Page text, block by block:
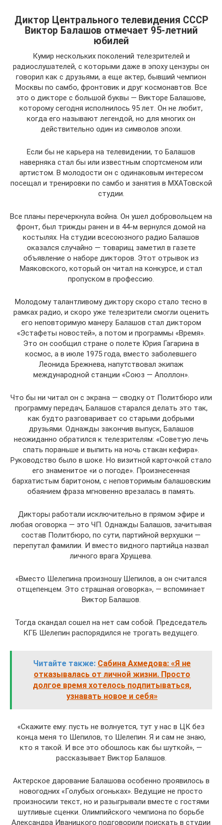
Диктор Центрального телевидения СССР
Виктор Балашов отмечает 95-летний
юбилей
Кумир нескольких поколений телезрителей и
радиослушателей, с которыми даже в эпоху цензуры он
говорил как с друзьями, а еще актер, бывший чемпион
Москвы по самбо, фронтовик и друг космонавтов. Все
это о дикторе с большой буквы — Викторе Балашове,
которому сегодня исполнилось 95 лет. Он не любит,
когда его называют легендой, но для многих он
действительно один из символов эпохи.
Если бы не карьера на телевидении, то Балашов
наверняка стал бы или известным спортсменом или
артистом. В молодости он с одинаковым интересом
посещал и тренировки по самбо и занятия в МХАТовской
студии.
Все планы перечеркнула война. Он ушел добровольцем на
фронт, был трижды ранен и в 44-м вернулся домой на
костылях. На студии всесоюзного радио Балашов
оказался случайно — товарищ заметил в газете
объявление о наборе дикторов. Этот отрывок из
Маяковского, который он читал на конкурсе, и стал
пропуском в профессию.
Молодому талантливому диктору скоро стало тесно в
рамках радио, и скоро уже телезрители смогли оценить
его неповторимую манеру. Балашов стал диктором
«Эстафеты новостей», а потом и программы «Время».
Это он сообщил стране о полете Юрия Гагарина в
космос, а в июле 1975 года, вместо заболевшего
Леонида Брежнева, напутствовал экипаж
международной станции «Союз — Аполлон».
Что бы ни читал он с экрана — сводку от Политбюро или
программу передач, Балашов старался делать это так,
как будто разговаривает со старыми добрыми
друзьями. Однажды закончив выпуск, Балашов
неожиданно обратился к телезрителям: «Советую лечь
спать пораньше и выпить на ночь стакан кефира».
Руководство было в шоке. Но визитной карточкой стало
его знаменитое «и о погоде». Произнесенная
бархатистым баритоном, с неповторимым балашовским
обаянием фраза мгновенно врезалась в память.
Дикторы работали исключительно в прямом эфире и
любая оговорка — это ЧП. Однажды Балашов, зачитывая
состав Политбюро, по сути, партийной верхушки —
перепутал фамилии. И вместо видного партийца назвал
личного врага Хрущева.
«Вместо Шелепина произношу Шепилов, а он считался
отщепенцем. Это страшная оговорка», — вспоминает
Виктор Балашов.
Тогда скандал сошел на нет сам собой. Председатель
КГБ Шелепин распорядился не трогать ведущего.
Читайте также: Сабина Ахмедова: «Я не
отказывалась от личной жизни. Просто
долгое время хотелось подпитываться,
узнавать новое и себя»
«Скажите ему: пусть не волнуется, тут у нас в ЦК без
конца меня то Шепилов, то Шелепин. Я и сам не знаю,
кто я такой. И все это обошлось как бы шуткой», —
рассказывает Виктор Балашов.
Актерское дарование Балашова особенно проявилось в
новогодних «Голубых огоньках». Ведущие не просто
произносили текст, но и разыгрывали вместе с гостями
шутливые сценки. Олимпийского чемпиона по борьбе
Александра Иваницкого подговорили поискать в студии